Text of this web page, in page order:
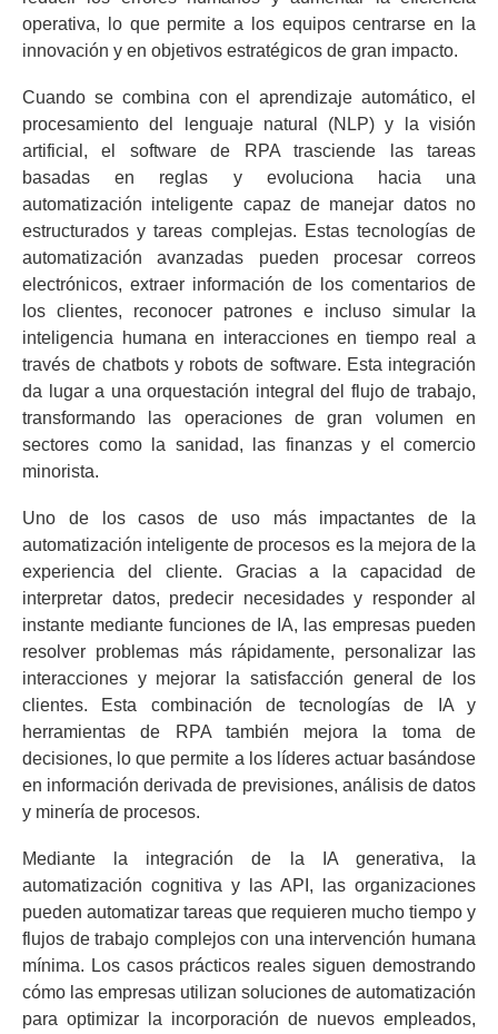
operativa, lo que permite a los equipos centrarse en la
innovación y en objetivos estratégicos de gran impacto.
Cuando se combina con el aprendizaje automático, el
procesamiento del lenguaje natural (NLP) y la visión
artificial, el software de RPA trasciende las tareas
basadas en reglas y evoluciona hacia una
automatización inteligente capaz de manejar datos no
estructurados y tareas complejas. Estas tecnologías de
automatización avanzadas pueden procesar correos
electrónicos, extraer información de los comentarios de
los clientes, reconocer patrones e incluso simular la
inteligencia humana en interacciones en tiempo real a
través de chatbots y robots de software. Esta integración
da lugar a una orquestación integral del flujo de trabajo,
transformando las operaciones de gran volumen en
sectores como la sanidad, las finanzas y el comercio
minorista.
Uno de los casos de uso más impactantes de la
automatización inteligente de procesos es la mejora de la
experiencia del cliente. Gracias a la capacidad de
interpretar datos, predecir necesidades y responder al
instante mediante funciones de IA, las empresas pueden
resolver problemas más rápidamente, personalizar las
interacciones y mejorar la satisfacción general de los
clientes. Esta combinación de tecnologías de IA y
herramientas de RPA también mejora la toma de
decisiones, lo que permite a los líderes actuar basándose
en información derivada de previsiones, análisis de datos
y minería de procesos.
Mediante la integración de la IA generativa, la
automatización cognitiva y las API, las organizaciones
pueden automatizar tareas que requieren mucho tiempo y
flujos de trabajo complejos con una intervención humana
mínima. Los casos prácticos reales siguen demostrando
cómo las empresas utilizan soluciones de automatización
para optimizar la incorporación de nuevos empleados,